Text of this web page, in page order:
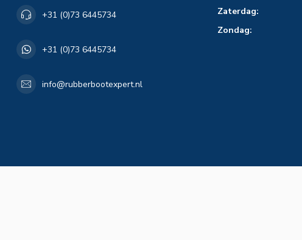
+31 (0)73 6445734
+31 (0)73 6445734
info@rubberbootexpert.nl
Zaterdag:
Zondag: